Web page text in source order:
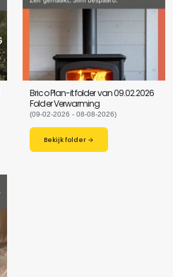
Brico Plan-it folder van 09.02.2026
Folder Verwarming
(09-02-2026 - 08-08-2026)
Bekijk folder →